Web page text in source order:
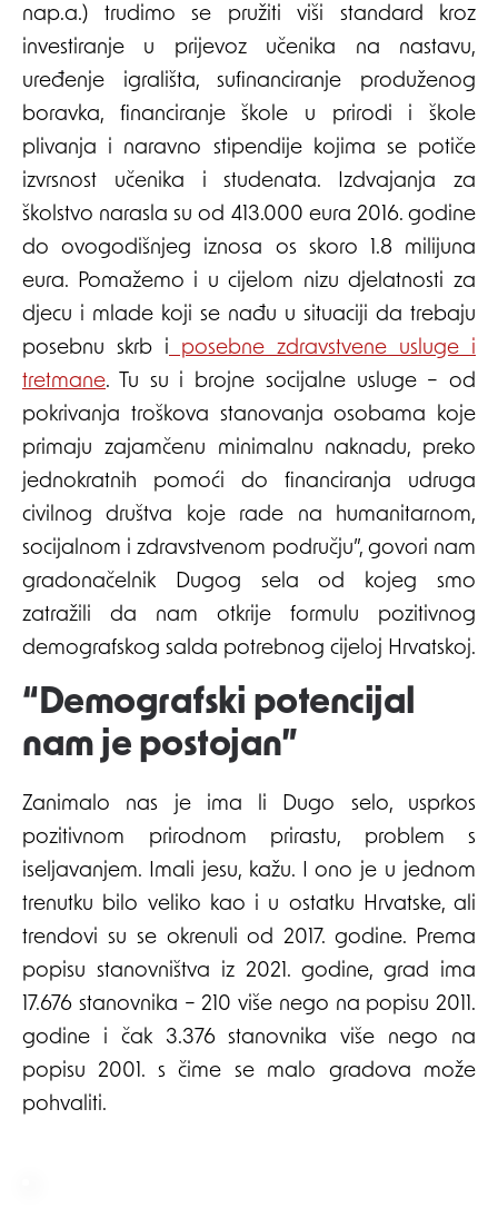
nap.a.) trudimo se pružiti viši standard kroz
investiranje u prijevoz učenika na nastavu,
uređenje igrališta, sufinanciranje produženog
boravka, financiranje škole u prirodi i škole
plivanja i naravno stipendije kojima se potiče
izvrsnost učenika i studenata. Izdvajanja za
školstvo narasla su od 413.000 eura 2016. godine
do ovogodišnjeg iznosa os skoro 1.8 milijuna
eura. Pomažemo i u cijelom nizu djelatnosti za
djecu i mlade koji se nađu u situaciji da trebaju
posebnu skrb i posebne zdravstvene usluge i
tretmane. Tu su i brojne socijalne usluge – od
pokrivanja troškova stanovanja osobama koje
primaju zajamčenu minimalnu naknadu, preko
jednokratnih pomoći do financiranja udruga
civilnog društva koje rade na humanitarnom,
socijalnom i zdravstvenom području”, govori nam
gradonačelnik Dugog sela od kojeg smo
zatražili da nam otkrije formulu pozitivnog
demografskog salda potrebnog cijeloj Hrvatskoj.
“Demografski potencijal
nam je postojan”
Zanimalo nas je ima li Dugo selo, usprkos
pozitivnom prirodnom prirastu, problem s
iseljavanjem. Imali jesu, kažu. I ono je u jednom
trenutku bilo veliko kao i u ostatku Hrvatske, ali
trendovi su se okrenuli od 2017. godine. Prema
popisu stanovništva iz 2021. godine, grad ima
17.676 stanovnika – 210 više nego na popisu 2011.
godine i čak 3.376 stanovnika više nego na
popisu 2001. s čime se malo gradova može
pohvaliti.